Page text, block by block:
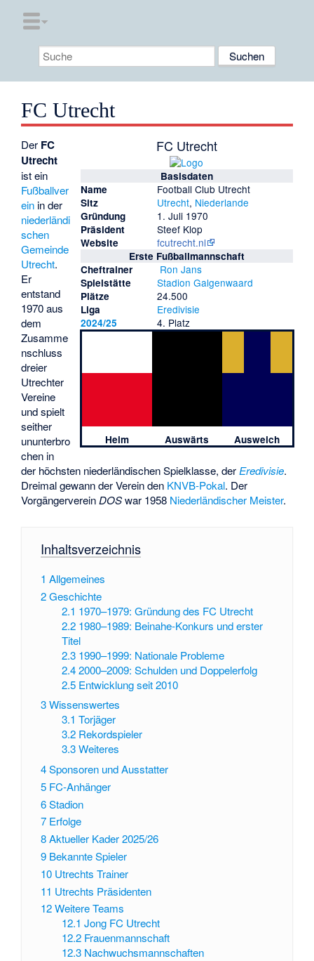
FC Utrecht
FC Utrecht
Basisdaten
Name
Football Club Utrecht
Sitz Utrecht, Niederlande
Gründung 1. Juli 1970
Präsident Steef Klop
Website fcutrecht.nl
Erste Fußballmannschaft
Cheftrainer
Ron Jans
Spielstätte Stadion Galgenwaard
Plätze 24.500
Liga Eredivisie
2024/25 4. Platz
Heim Auswärts Ausweich
Der FC
Utrecht
ist ein
Fußballver
ein in der
niederländi
schen
Gemeinde
Utrecht.
Er
entstand
1970 aus
dem
Zusamme
nschluss
dreier
Utrechter
Vereine
und spielt
seither
ununterbro
chen in
der höchsten niederländischen Spielklasse, derEredivisie.
Dreimal gewann der Verein den KNVB-Pokal. Der
VorgängervereinDOSwar 1958 Niederländischer Meister.
Inhaltsverzeichnis
1 Allgemeines
2Geschichte
2.1 1970–1979: Gründung des FC Utrecht
2.2 1980–1989: Beinahe-Konkurs und erster
Titel
2.3 1990–1999: Nationale Probleme
2.4 2000–2009: Schulden und Doppelerfolg
2.5 Entwicklung seit 2010
3Wissenswertes
3.1 Torjäger
3.2 Rekordspieler
3.3 Weiteres
4Sponsoren und Ausstatter
5 FC-Anhänger
6Stadion
7 Erfolge
8Aktueller Kader 2025/26
9 Bekannte Spieler
10 Utrechts Trainer
11 Utrechts Präsidenten
12Weitere Teams
12.1 Jong FC Utrecht
12.2 Frauenmannschaft
12.3 Nachwuchsmannschaften